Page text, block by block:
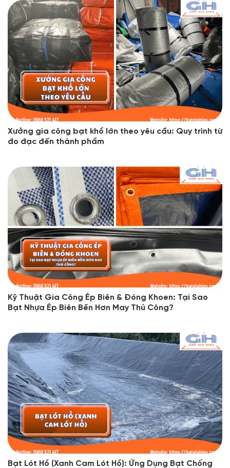
Xưởng gia công bạt khổ lớn theo yêu cầu: Quy trình từ
đo đạc đến thành phẩm
Kỹ Thuật Gia Công Ép Biên & Đóng Khoen: Tại Sao
Bạt Nhựa Ép Biên Bền Hơn May Thủ Công?
Bạt Lót Hồ (Xanh Cam Lót Hồ): Ứng Dụng Bạt Chống